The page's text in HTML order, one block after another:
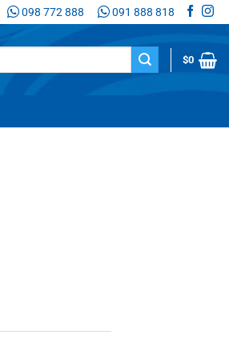
098 772 888 091 888 818
$0